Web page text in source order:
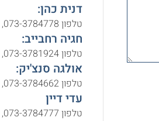
דנית כהן:
טלפון 073-3784778,
חגיה רחבייב:
טלפון 073-3781924,
אולגה סנצ'יק:
טלפון 073-3784662,
עדי דיין
טלפון 073-3784777,